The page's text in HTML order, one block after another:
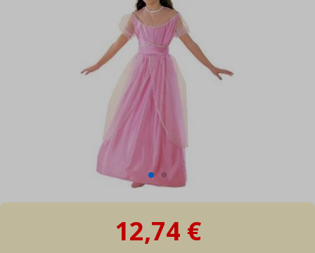
12,74 €